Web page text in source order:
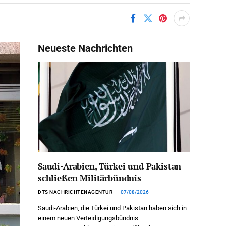
Neueste Nachrichten
Saudi-Arabien, Türkei und Pakistan
schließen Militärbündnis
DTS NACHRICHTENAGENTUR 07/08/2026
Saudi-Arabien, die Türkei und Pakistan haben sich in
einem neuen Verteidigungsbündnis